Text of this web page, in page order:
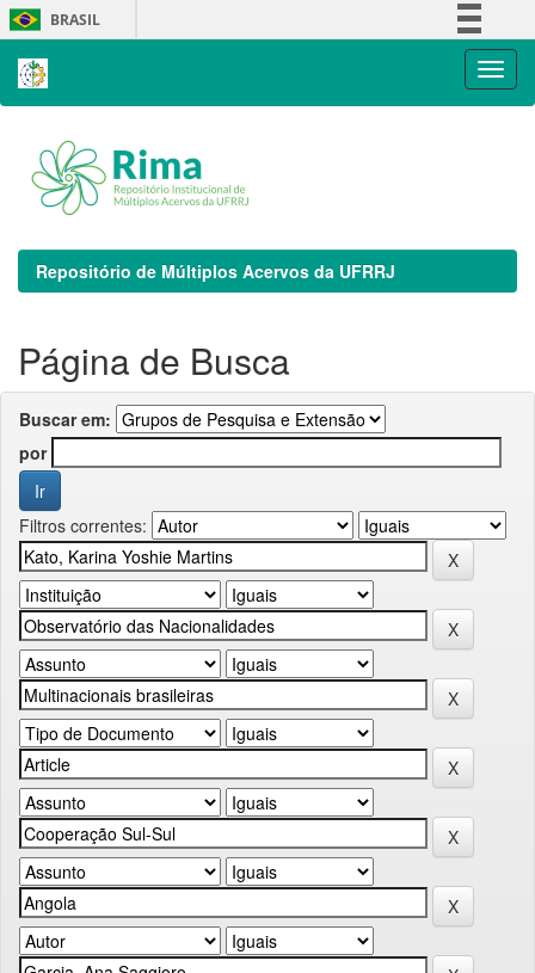
Skip
navigation
BRASIL
Repositório de Múltiplos Acervos da UFRRJ
Página de Busca
Buscar em:
por
Filtros correntes: